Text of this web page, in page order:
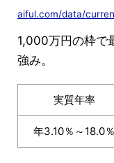
aiful.com/data/
1,000万円の枠で
強み。
実質年率
年3.10％～18.0％